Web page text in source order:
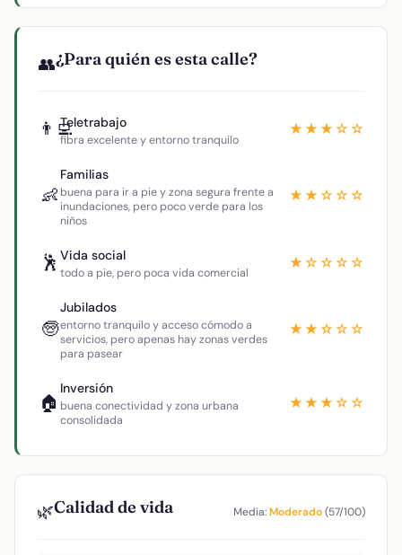
👥¿Para quién es esta calle?
👨‍💻Teletrabajo
fibra excelente y entorno tranquilo
★★★☆☆
👶
Familias
buena para ir a pie y zona segura frente a
inundaciones, pero poco verde para los
niños
★★☆☆☆
🕺 Vida social
todo a pie, pero poca vida comercial
★☆☆☆☆
🧓
Jubilados
entorno tranquilo y acceso cómodo a
servicios, pero apenas hay zonas verdes
para pasear
★★☆☆☆
🏠
Inversión
buena conectividad y zona urbana
consolidada
★★★☆☆
🌿Calidad de vida Media:Moderado(57/100)